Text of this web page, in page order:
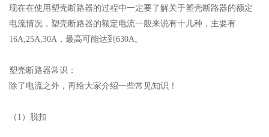
现在在使用塑壳断路器的过程中一定要了解关于塑壳断路器的额定
电流情况，塑壳断路器的额定电流一般来说有十几种，主要有
16A,25A,30A，最高可能达到630A。
塑壳断路器常识：
除了电流之外，再给大家介绍一些常见知识！
（1）脱扣